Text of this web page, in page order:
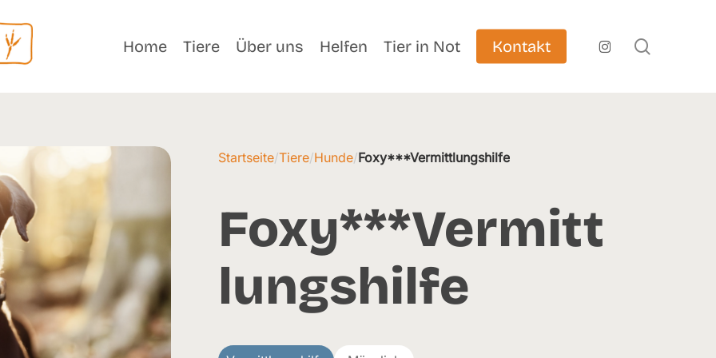
Home Tiere Über uns Helfen Tier in Not Kontakt instagram
Startseite/Tiere/Hunde/Foxy***Vermittlungshilfe
Foxy***Vermitt
lungshilfe